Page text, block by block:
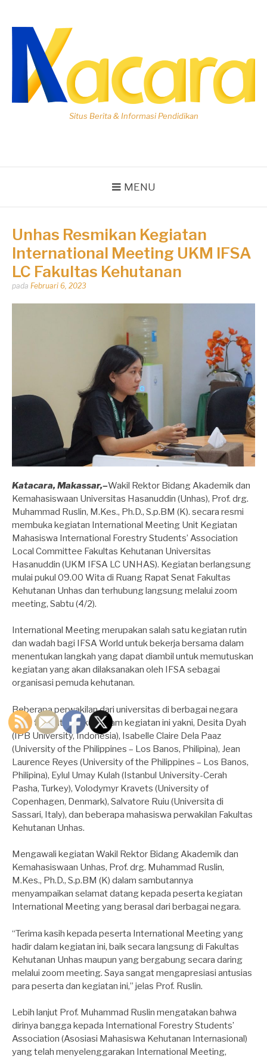
konten
Situs Berita & Informasi Pendidikan
MENU
Unhas Resmikan Kegiatan
International Meeting UKM IFSA
LC Fakultas Kehutanan
Dipos
pada Februari 6, 2023
Katacara, Makassar,–Wakil Rektor Bidang Akademik dan
Kemahasiswaan Universitas Hasanuddin (Unhas), Prof. drg.
Muhammad Ruslin, M.Kes., Ph.D., S.p.BM (K). secara resmi
membuka kegiatan International Meeting Unit Kegiatan
Mahasiswa International Forestry Students’ Association
Local Committee Fakultas Kehutanan Universitas
Hasanuddin (UKM IFSA LC UNHAS). Kegiatan berlangsung
mulai pukul 09.00 Wita di Ruang Rapat Senat Fakultas
Kehutanan Unhas dan terhubung langsung melalui zoom
meeting, Sabtu (4/2).
International Meeting merupakan salah satu kegiatan rutin
dan wadah bagi IFSA World untuk bekerja bersama dalam
menentukan langkah yang dapat diambil untuk memutuskan
kegiatan yang akan dilaksanakan oleh IFSA sebagai
organisasi pemuda kehutanan.
Beberapa perwakilan dari universitas di berbagai negara
yang terlibat dan ikut dalam kegiatan ini yakni, Desita Dyah
(IPB University, Indonesia), Isabelle Claire Dela Paaz
(University of the Philippines – Los Banos, Philipina), Jean
Laurence Reyes (University of the Philippines – Los Banos,
Philipina), Eylul Umay Kulah (Istanbul University-Cerah
Pasha, Turkey), Volodymyr Kravets (University of
Copenhagen, Denmark), Salvatore Ruiu (Universita di
Sassari, Italy), dan beberapa mahasiswa perwakilan Fakultas
Kehutanan Unhas.
Mengawali kegiatan Wakil Rektor Bidang Akademik dan
Kemahasiswaan Unhas, Prof. drg. Muhammad Ruslin,
M.Kes., Ph.D., S.p.BM (K) dalam sambutannya
menyampaikan selamat datang kepada peserta kegiatan
International Meeting yang berasal dari berbagai negara.
“Terima kasih kepada peserta International Meeting yang
hadir dalam kegiatan ini, baik secara langsung di Fakultas
Kehutanan Unhas maupun yang bergabung secara daring
melalui zoom meeting. Saya sangat mengapresiasi antusias
para peserta dan kegiatan ini,” jelas Prof. Ruslin.
Lebih lanjut Prof. Muhammad Ruslin mengatakan bahwa
dirinya bangga kepada International Forestry Students’
Association (Asosiasi Mahasiswa Kehutanan Internasional)
yang telah menyelenggarakan International Meeting,